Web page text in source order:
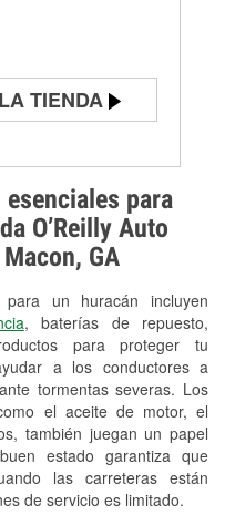
para
O’Reilly Auto
GA
un huracán incluyen
, baterías de repuesto,
para proteger tu
a los conductores a
tormentas severas. Los
el aceite de motor, el
también juegan un papel
estado garantiza que
las carreteras están
de servicio es limitado.
TIENDA
y
Engine"
y aceite
de faros
de
y discos de